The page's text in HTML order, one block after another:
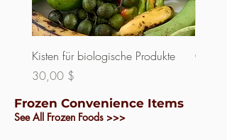
Kisten für biologische Produkte
Preis
30,00 $
Frozen Convenience Items
See All Frozen Foods >>>